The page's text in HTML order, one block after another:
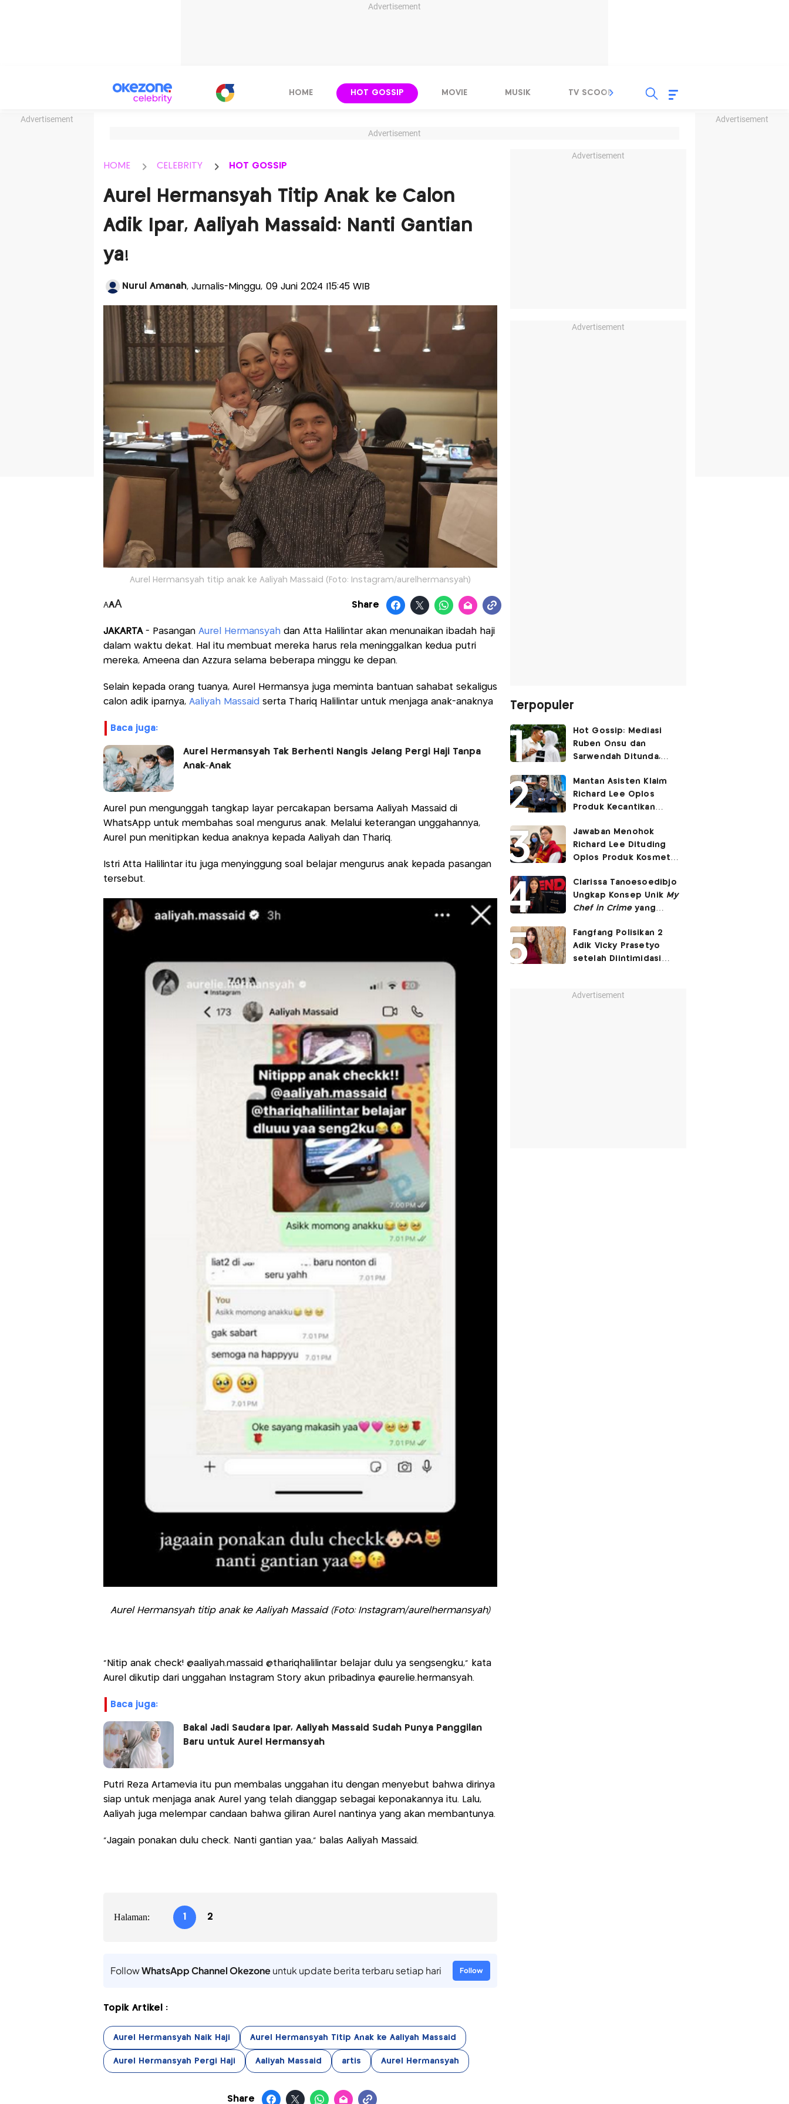
Advertisement
Advertisement Advertisement
HOME HOT GOSSIP MOVIE MUSIK TV SCOOP LIRIK
Advertisement
HOME CELEBRITY HOT GOSSIP
Aurel Hermansyah Titip Anak ke Calon
Adik Ipar, Aaliyah Massaid: Nanti Gantian
ya!
Nurul Amanah, Jurnalis-Minggu, 09 Juni 2024 |15:45 WIB
Aurel Hermansyah titip anak ke Aaliyah Massaid (Foto: Instagram/aurelhermansyah)
AAA Share
JAKARTA- Pasangan Aurel Hermansyahdan Atta Halilintar akan menunaikan ibadah haji
dalam waktu dekat. Hal itu membuat mereka harus rela meninggalkan kedua putri
mereka, Ameena dan Azzura selama beberapa minggu ke depan.
Selain kepada orang tuanya, Aurel Hermansya juga meminta bantuan sahabat sekaligus
calon adik iparnya, Aaliyah Massaid serta Thariq Halilintar untuk menjaga anak-anaknya
baca juga:
Aurel Hermansyah Tak Berhenti Nangis Jelang Pergi Haji Tanpa
Anak-Anak
Aurel pun mengunggah tangkap layar percakapan bersama Aaliyah Massaid di
WhatsApp untuk membahas soal mengurus anak. Melalui keterangan unggahannya,
Aurel pun menitipkan kedua anaknya kepada Aaliyah dan Thariq.
Istri Atta Halilintar itu juga menyinggung soal belajar mengurus anak kepada pasangan
tersebut.
Aurel Hermansyah titip anak ke Aaliyah Massaid (Foto: Instagram/aurelhermansyah)
"Nitip anak check! @aaliyah.massaid @thariqhalilintar belajar dulu ya sengsengku," kata
Aurel dikutip dari unggahan Instagram Story akun pribadinya @aurelie.hermansyah.
baca juga:
Bakal Jadi Saudara Ipar, Aaliyah Massaid Sudah Punya Panggilan
Baru untuk Aurel Hermansyah
Putri Reza Artamevia itu pun membalas unggahan itu dengan menyebut bahwa dirinya
siap untuk menjaga anak Aurel yang telah dianggap sebagai keponakannya itu. Lalu,
Aaliyah juga melempar candaan bahwa giliran Aurel nantinya yang akan membantunya.
"Jagain ponakan dulu check. Nanti gantian yaa," balas Aaliyah Massaid.
Halaman: 1 2
FollowWhatsApp Channel Okezoneuntuk update berita terbaru setiap hari Follow
Topik Artikel :
Aurel Hermansyah Naik Haji Aurel Hermansyah Titip Anak ke Aaliyah Massaid
Aurel Hermansyah Pergi Haji Aaliyah Massaid artis Aurel Hermansyah
Share
Advertisement
Advertisement
Terpopuler
Hot Gossip: Mediasi
Ruben Onsu dan
Sarwendah Ditunda,
Ketiga
Mantan Asisten Klaim
Richard Lee Oplos
Produk Kecantikan
ke Ani-Ani
Jawaban Menohok
Richard Lee Dituding
Oplos Produk Kosmetik
Clarissa Tanoesoedibjo
Ungkap Konsep Unik My
Chef in Crimeyang
Lain
Fangfang Polisikan 2
Adik Vicky Prasetyo
setelah Diintimidasi
Advertisement